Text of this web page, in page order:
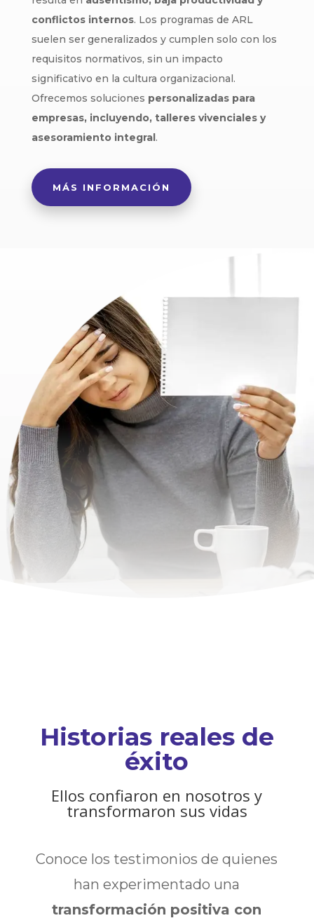
conflictos internos. Los programas de ARL
suelen ser generalizados y cumplen solo con los
requisitos normativos, sin un impacto
significativo en la cultura organizacional.
Ofrecemos soluciones personalizadas para
empresas, incluyendo, talleres vivenciales y
asesoramiento integral .
MÁS INFORMACIÓN
Historias reales de
éxito
Ellos confiaron en nosotros y
transformaron sus vidas
Conoce los testimonios de quienes
han experimentado una
transformación positiva con